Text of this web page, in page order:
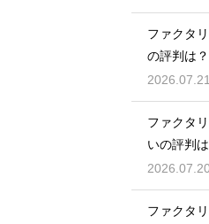
ファクタ
の評判は
徹底解説
2026.07.21
ファクタ
いの評判
底解説
2026.07.20
ファクタ